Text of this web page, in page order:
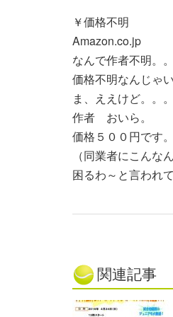
￥価格不明
Amazon.co.jp
なんで作者不明。。
価格不明なんじゃい
ま、ええけど。。。
作者 おいら。
価格５００円です。
（同業者にこんな
困るわ～と言われ
関連記事